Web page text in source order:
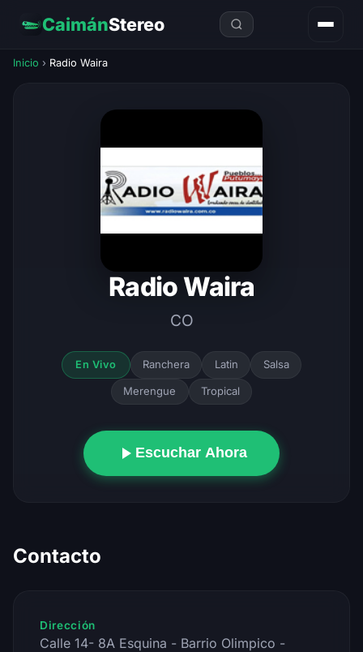
CaimánStereo
Inicio › Radio Waira
Radio Waira
CO
En Vivo Ranchera Latin Salsa
Merengue Tropical
Escuchar Ahora
Contacto
Dirección
Calle 14- 8A Esquina - Barrio Olimpico -